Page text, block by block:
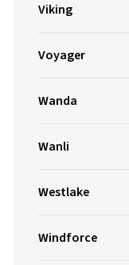
Viking
Voyager
Wanda
Wanli
Westlake
Windforce